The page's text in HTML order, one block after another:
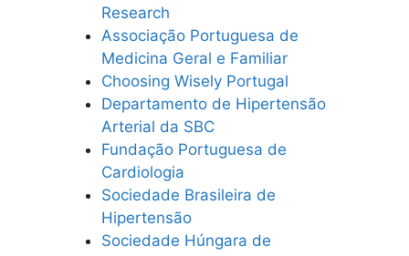
Research
Associação Portuguesa de
Medicina Geral e Familiar
Choosing Wisely Portugal
Departamento de Hipertensão
Arterial da SBC
Fundação Portuguesa de
Cardiologia
Sociedade Brasileira de
Hipertensão
Sociedade Húngara de